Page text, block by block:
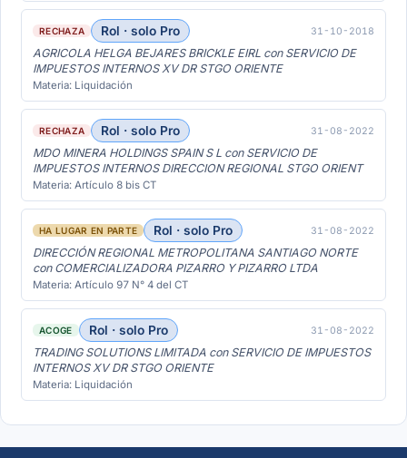
RECHAZA Rol · solo Pro 31-10-2018
AGRICOLA HELGA BEJARES BRICKLE EIRL con SERVICIO DE
IMPUESTOS INTERNOS XV DR STGO ORIENTE
Materia: Liquidación
RECHAZA Rol · solo Pro 31-08-2022
MDO MINERA HOLDINGS SPAIN S L con SERVICIO DE
IMPUESTOS INTERNOS DIRECCION REGIONAL STGO ORIENT
Materia: Artículo 8 bis CT
HA LUGAR EN PARTE Rol · solo Pro 31-08-2022
DIRECCIÓN REGIONAL METROPOLITANA SANTIAGO NORTE
con COMERCIALIZADORA PIZARRO Y PIZARRO LTDA
Materia: Artículo 97 N° 4 del CT
ACOGE Rol · solo Pro 31-08-2022
TRADING SOLUTIONS LIMITADA con SERVICIO DE IMPUESTOS
INTERNOS XV DR STGO ORIENTE
Materia: Liquidación